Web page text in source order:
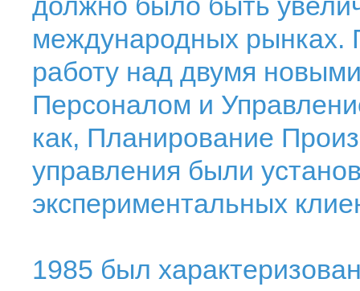
международных рынках.
работу над двумя
Персоналом и
как, Планирование
управления были
экспериментальных
1985 был